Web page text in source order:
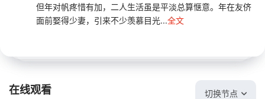
但年对帆疼惜有加，二人生活虽是平淡总算惬意。年在友侪
面前娶得少妻，引来不少羡慕目光...全文
在线观看 切换节点